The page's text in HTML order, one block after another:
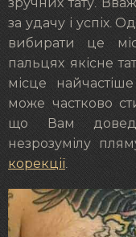
зручних тату.
за удачу і успіх.
вибирати це
пальцях якісне
місце
може частково
що Вам
незрозумілу
корекції.